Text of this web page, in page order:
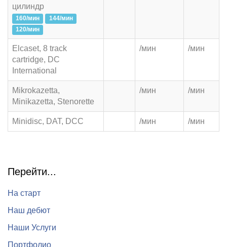
цилиндр
160/мин
144/мин
120/мин
Elcaset, 8 track
cartridge, DC
International
/мин /мин
Mikrokazetta,
Minikazetta, Stenorette
/мин /мин
Minidisc, DAT, DCC /мин /мин
Перейти...
На старт
Наш дебют
Наши Услуги
Портфолио